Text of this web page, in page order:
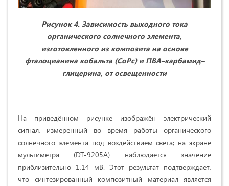
Рисунок 4. Зависимость выходного тока
органического солнечного элемента,
изготовленного из композита на основе
фталоцианина кобальта (CoPc) и ПВА–карбамид–
глицерина, от освещенности
На приведённом рисунке изображён электрический
сигнал, измеренный во время работы органического
солнечного элемента под воздействием света; на экране
мультиметра (DT-9205A) наблюдается значение
приблизительно 1,14 мВ. Этот результат подтверждает,
что синтезированный композитный материал является